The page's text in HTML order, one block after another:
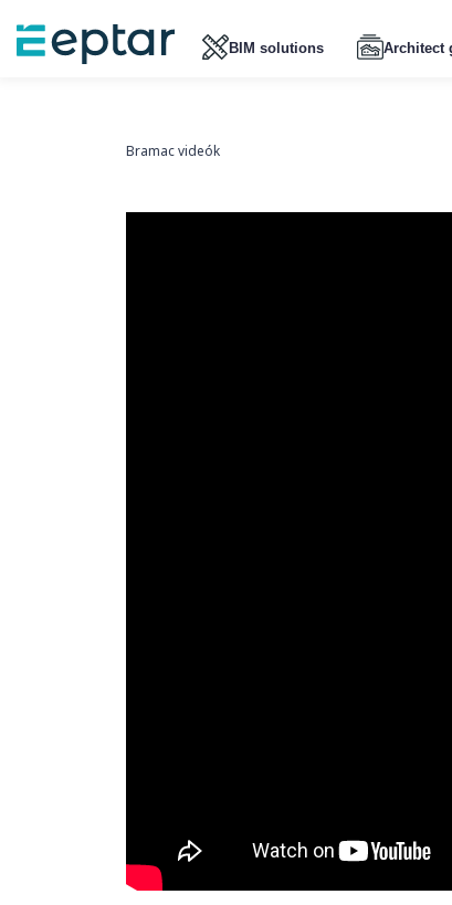
BIM solutions Architect
Bramac videók